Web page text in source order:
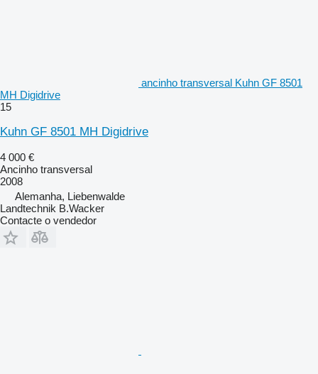
ancinho transversal Kuhn GF 8501
MH Digidrive
15
Kuhn GF 8501 MH Digidrive
4 000 €
Ancinho transversal
2008
Alemanha, Liebenwalde
Landtechnik B.Wacker
Contacte o vendedor